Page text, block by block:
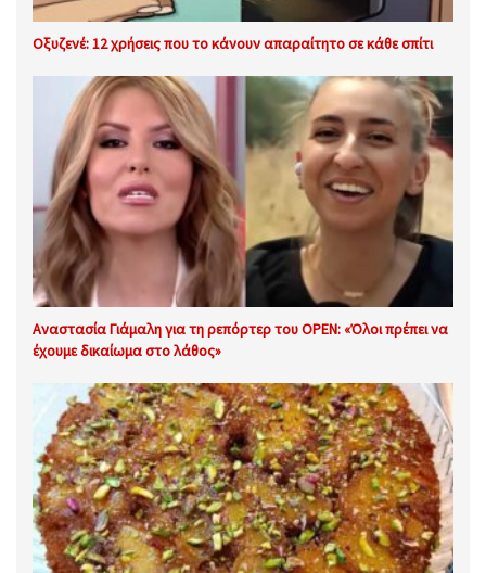
Οξυζενέ: 12 χρήσεις που το κάνουν απαραίτητο σε κάθε σπίτι
Αναστασία Γιάμαλη για τη ρεπόρτερ του OPEN: «Όλοι πρέπει να
έχουμε δικαίωμα στο λάθος»